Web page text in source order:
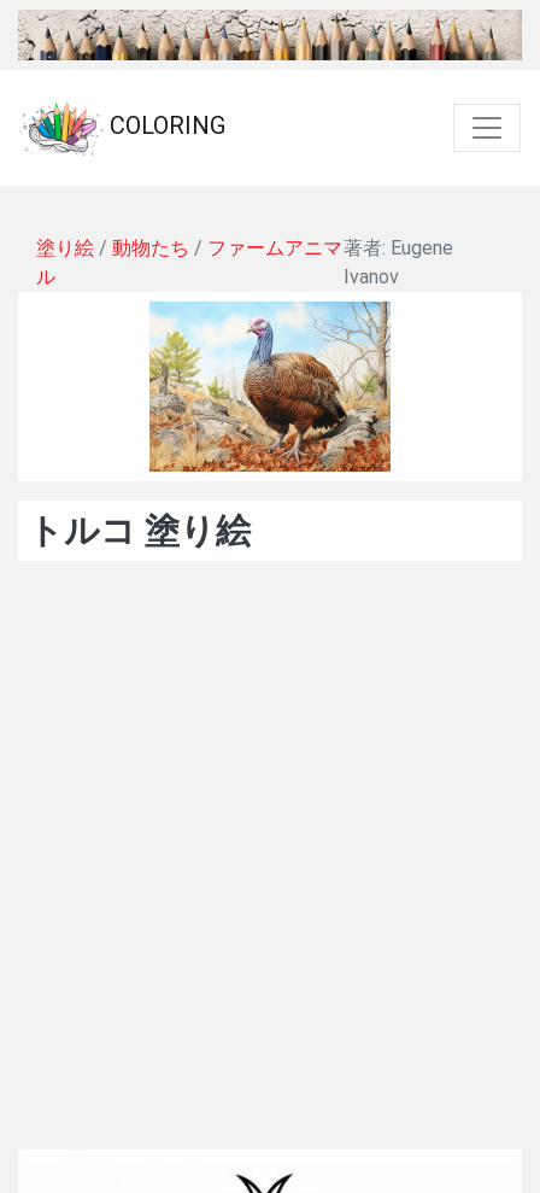
COLORING
塗り絵 / 動物たち / ファームアニマ
ル
著者: Eugene
Ivanov
トルコ 塗り絵